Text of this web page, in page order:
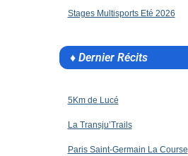
Stages Multisports Eté 2026
♦ Dernier Récits
5Km de Lucé
La Transju’Trails
Paris Saint-Germain La Course